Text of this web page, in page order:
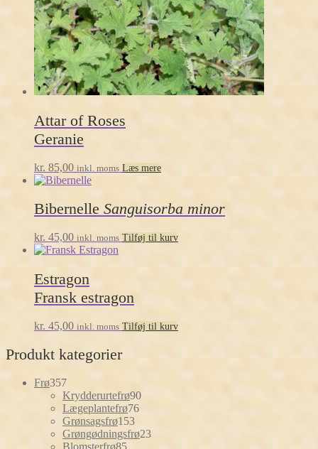
Attar of Roses
Geranie
kr. 85,00 inkl. moms Læs mere
Bibernelle Sanguisorba minor
kr. 45,00 inkl. moms Tilføj til kurv
Estragon
Fransk estragon
kr. 45,00 inkl. moms Tilføj til kurv
Produkt kategorier
Frø357357
varer
Krydderurtefrø9090
Lægeplantefrø7676
Grønsagsfrø153153
varer
Grøngødningsfrø2323
85